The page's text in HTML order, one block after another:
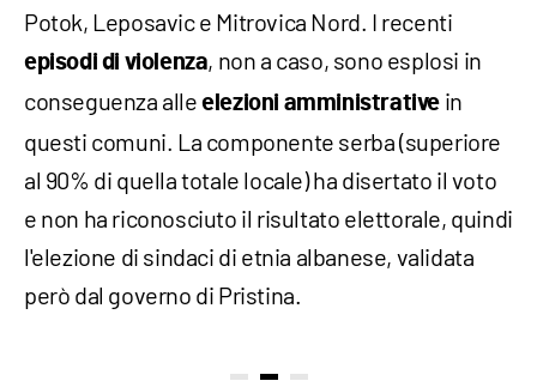
Potok, Leposavic e Mitrovica Nord. I recenti
episodi di violenza, non a caso, sono esplosi in
conseguenza alleelezioni amministrative in
questi comuni. La componente serba (superiore
al 90% di quella totale locale) ha disertato il voto
e non ha riconosciuto il risultato elettorale, quindi
l'elezione di sindaci di etnia albanese, validata
però dal governo di Pristina.